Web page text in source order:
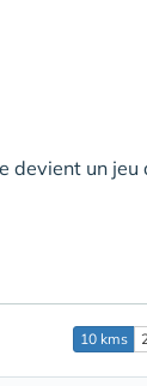
devient un jeu
10 kms